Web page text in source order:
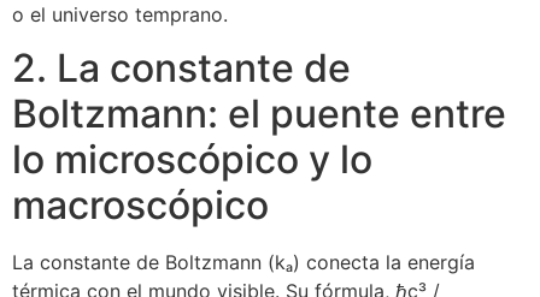
o el universo temprano.
2. La constante de
Boltzmann: el puente entre
lo microscópico y lo
macroscópico
La constante de Boltzmann (kₐ) conecta la energía
térmica con el mundo visible. Su fórmula, ℏc³ /